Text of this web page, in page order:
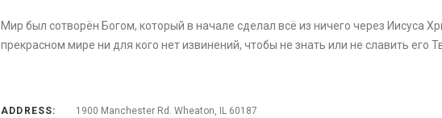
Mир был сотворён Богом, который в начале сделал всё из ничего через
прекрасном мире ни для кого нет извинений, чтобы не знать или не славить его
ADDRESS:
1900 Manchester Rd. Wheaton, IL 60187